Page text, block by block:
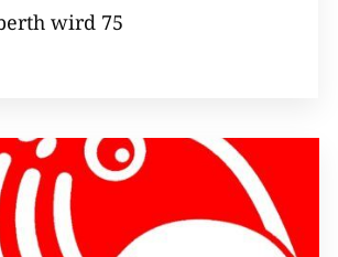
wird 75